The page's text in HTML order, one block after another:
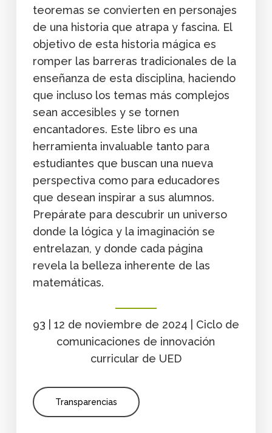
teoremas se convierten en personajes
de una historia que atrapa y fascina. El
objetivo de esta historia mágica es
romper las barreras tradicionales de la
enseñanza de esta disciplina, haciendo
que incluso los temas más complejos
sean accesibles y se tornen
encantadores. Este libro es una
herramienta invaluable tanto para
estudiantes que buscan una nueva
perspectiva como para educadores
que desean inspirar a sus alumnos.
Prepárate para descubrir un universo
donde la lógica y la imaginación se
entrelazan, y donde cada página
revela la belleza inherente de las
matemáticas.
93 | 12 de noviembre de 2024 | Ciclo de
comunicaciones de innovación
curricular de UED
Transparencias